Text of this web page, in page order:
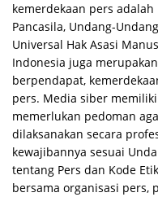
kemerdekaan pers
Pancasila, Undang-
Universal Hak Asasi
Indonesia juga
berpendapat,
pers. Media siber
memerlukan pedoman
dilaksanakan secara
kewajibannya sesuai
tentang Pers dan Kode
bersama organisasi pers,